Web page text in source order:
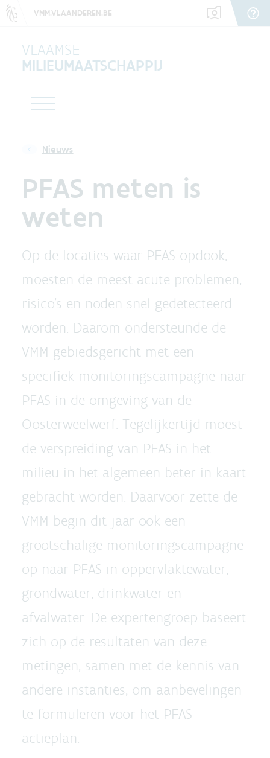
VMM.VLAANDEREN.BE
VLAAMSE
MILIEUMAATSCHAPPIJ
Nieuws
PFAS meten is
weten
Op de locaties waar PFAS opdook,
moesten de meest acute problemen,
risico’s en noden snel gedetecteerd
worden. Daarom ondersteunde de
VMM gebiedsgericht met een
specifiek monitoringscampagne naar
PFAS in de omgeving van de
Oosterweelwerf. Tegelijkertijd moest
de verspreiding van PFAS in het
milieu in het algemeen beter in kaart
gebracht worden. Daarvoor zette de
VMM begin dit jaar ook een
grootschalige monitoringscampagne
op naar PFAS in oppervlaktewater,
grondwater, drinkwater en
afvalwater. De expertengroep baseert
zich op de resultaten van deze
metingen, samen met de kennis van
andere instanties, om aanbevelingen
te formuleren voor het PFAS-
actieplan.